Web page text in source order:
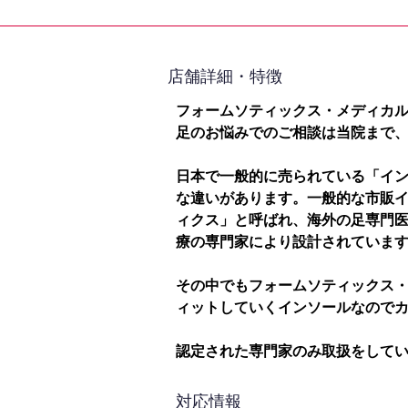
​店舗詳細・特徴
フォームソティックス・メディカ
足のお悩みでのご相談は当院まで
日本で一般的に売られている「イ
な違いがあります。一般的な市販
ィクス」と呼ばれ、海外の足専門
療の専門家により設計されていま
その中でもフォームソティックス
ィットしていくインソールなので
認定された専門家のみ取扱をして
対応情報